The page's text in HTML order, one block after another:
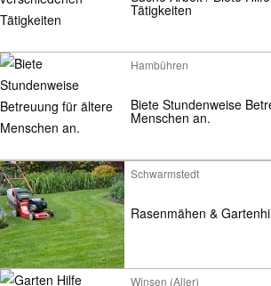
Tätigkeiten
Hambühren
Biete Stundenweise
Menschen an.
Schwarmstedt
Rasenmähen &
Winsen (Aller)